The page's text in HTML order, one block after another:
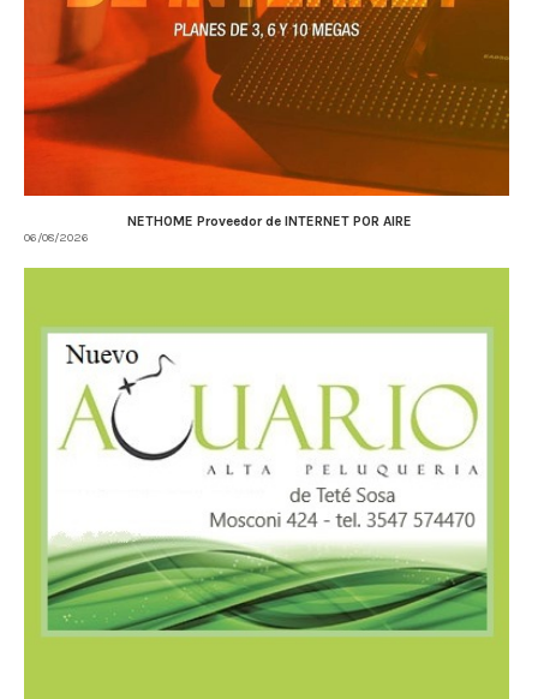
NETHOME Proveedor de INTERNET POR AIRE
06/08/2026